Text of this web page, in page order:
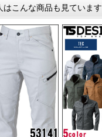
はこんな商品も見ています